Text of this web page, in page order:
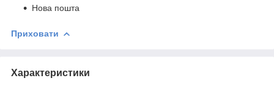
Нова пошта
Приховати
Характеристики